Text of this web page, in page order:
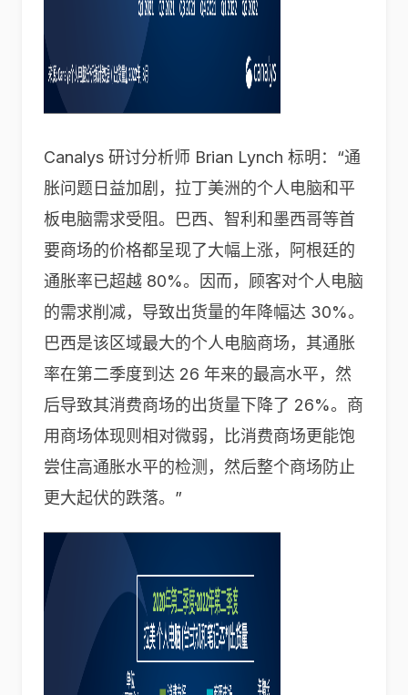
Canalys 研讨分析师 Brian Lynch 标明：“通
胀问题日益加剧，拉丁美洲的个人电脑和平
板电脑需求受阻。巴西、智利和墨西哥等首
要商场的价格都呈现了大幅上涨，阿根廷的
通胀率已超越 80%。因而，顾客对个人电脑
的需求削减，导致出货量的年降幅达 30%。
巴西是该区域最大的个人电脑商场，其通胀
率在第二季度到达 26 年来的最高水平，然
后导致其消费商场的出货量下降了 26%。商
用商场体现则相对微弱，比消费商场更能饱
尝住高通胀水平的检测，然后整个商场防止
更大起伏的跌落。”